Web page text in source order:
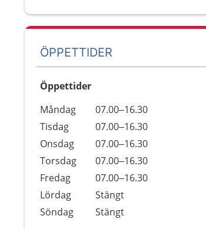
ÖPPETTIDER
Öppettider
Dag
Öppettider
Kommentarer
Måndag
07.00–16.30
Tisdag
07.00–16.30
Onsdag
07.00–16.30
Torsdag
07.00–16.30
Fredag
07.00–16.30
Lördag
Stängt
Söndag
Stängt